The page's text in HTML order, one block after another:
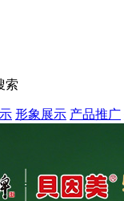
索
形象展示 产品推广